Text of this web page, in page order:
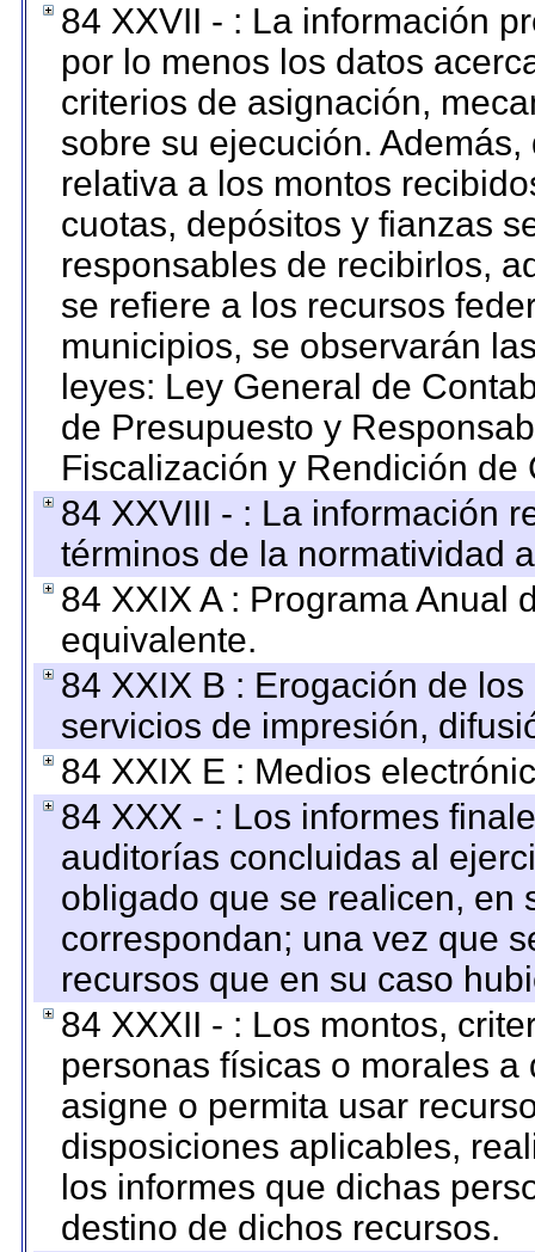
84 XXVII - : La información
por lo menos los datos
criterios de asignación,
sobre su ejecución.
relativa a los montos
cuotas, depósitos y fianzas
responsables de recibirlos,
se refiere a los recursos
municipios, se observarán
leyes: Ley General de
de Presupuesto y
Fiscalización y Rendición
84 XXVIII - : La información
términos de la normatividad
84 XXIX A : Programa Anual
equivalente.
84 XXIX B : Erogación de
servicios de impresión,
84 XXIX E : Medios
84 XXX - : Los informes
auditorías concluidas al
obligado que se realicen, en
correspondan; una vez que
recursos que en su caso
84 XXXII - : Los montos,
personas físicas o morales
asigne o permita usar
disposiciones aplicables,
los informes que dichas
destino de dichos recursos.